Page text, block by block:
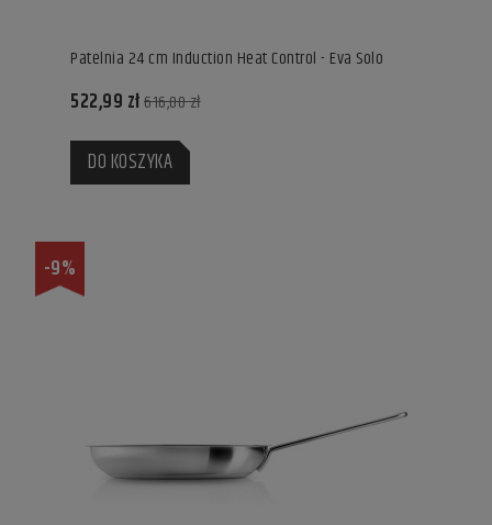
Patelnia 24 cm Induction Heat Control - Eva Solo
522,99 zł616,00 zł
DO KOSZYKA
-9%